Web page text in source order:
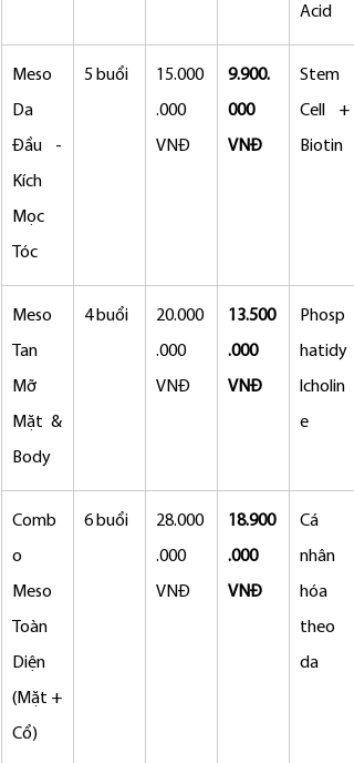
Acid
Meso
Da
Đầu -
Kích
Mọc
Tóc
5 buổi
15.000
.000
VNĐ
9.900.
000
VNĐ
Stem
Cell +
Biotin
Meso
Tan
Mỡ
Mặt &
Body
4 buổi
20.000
.000
VNĐ
13.500
.000
VNĐ
Phosp
hatidy
lcholin
e
Comb
o
Meso
Toàn
Diện
(Mặt +
Cổ)
6 buổi
28.000
.000
VNĐ
18.900
.000
VNĐ
Cá
nhân
hóa
theo
da